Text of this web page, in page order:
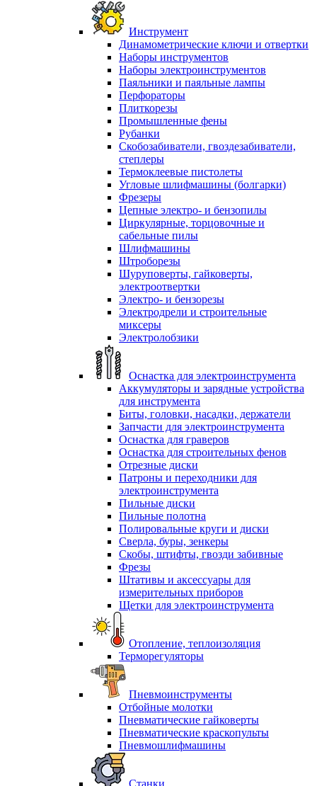
Инструмент
Динамометрические ключи и отвертки
Наборы инструментов
Наборы электроинструментов
Паяльники и паяльные лампы
Перфораторы
Плиткорезы
Промышленные фены
Рубанки
Скобозабиватели, гвоздезабиватели,
степлеры
Термоклеевые пистолеты
Угловые шлифмашины (болгарки)
Фрезеры
Цепные электро- и бензопилы
Циркулярные, торцовочные и
сабельные пилы
Шлифмашины
Штроборезы
Шуруповерты, гайковерты,
электроотвертки
Электро- и бензорезы
Электродрели и строительные
миксеры
Электролобзики
Оснастка для электроинструмента
Аккумуляторы и зарядные устройства
для инструмента
Биты, головки, насадки, держатели
Запчасти для электроинструмента
Оснастка для граверов
Оснастка для строительных фенов
Отрезные диски
Патроны и переходники для
электроинструмента
Пильные диски
Пильные полотна
Полировальные круги и диски
Сверла, буры, зенкеры
Скобы, штифты, гвозди забивные
Фрезы
Штативы и аксессуары для
измерительных приборов
Щетки для электроинструмента
Отопление, теплоизоляция
Терморегуляторы
Пневмоинструменты
Отбойные молотки
Пневматические гайковерты
Пневматические краскопульты
Пневмошлифмашины
Станки